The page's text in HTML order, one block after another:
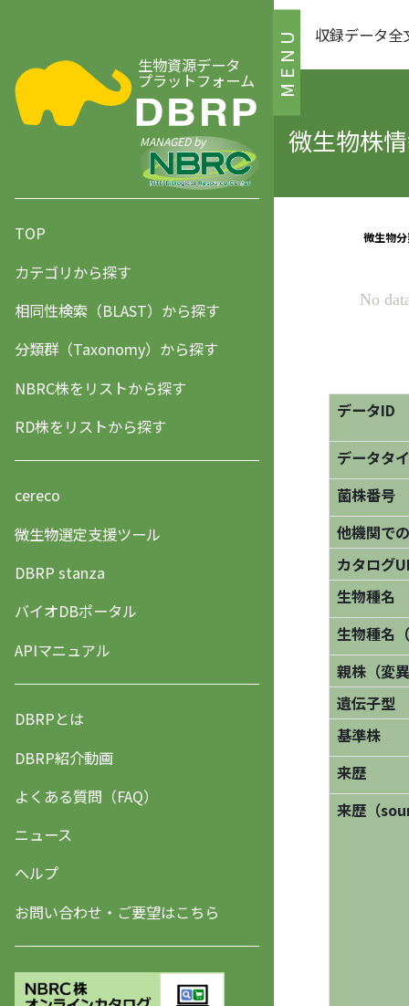
MENU
生物資源データ
プラットフォーム
MANAGED by
TOP
カテゴリから探す
相同性検索（BLAST）から探す
分類群（Taxonomy）から探す
NBRC株をリストから探す
RD株をリストから探す
cereco
微生物選定支援ツール
DBRP stanza
バイオDBポータル
APIマニュアル
DBRPとは
DBRP紹介動画
よくある質問（FAQ）
ニュース
ヘルプ
お問い合わせ・ご要望はこちら
収録データ全
微生物株
データID
データタ
菌株番号
他機関で
カタログ
生物種名
生物種名
親株（変
遺伝子型
基準株
来歴
来歴（